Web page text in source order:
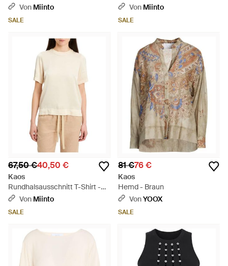
- RotVon Miinto
SALE
Braun
Von Miinto
SALE
67,50 €40,50 €
Kaos
Rundhalsausschnitt T-Shirt -
Natur
Von Miinto
SALE
81 €76 €
Kaos
Hemd - Braun
VonYOOX
SALE